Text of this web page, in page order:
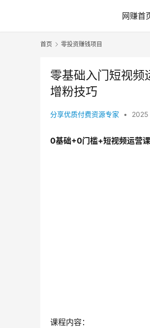
网赚首
首页 零投资赚钱项目
零基础入门短视频
增粉技巧
分享优质付费资源专家 • 2025
0基础+0门槛+短视频运营
课程内容：